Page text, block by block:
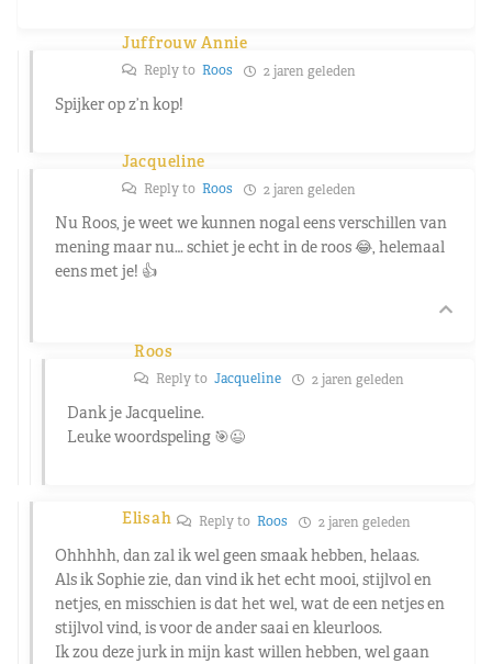
Juffrouw Annie
Reply to Roos 2 jaren geleden
Spijker op z’n kop!
Jacqueline
Reply to Roos 2 jaren geleden
Nu Roos, je weet we kunnen nogal eens verschillen van
mening maar nu… schiet je echt in de roos 😂, helemaal
eens met je! 👍
Roos
Reply to Jacqueline 2 jaren geleden
Dank je Jacqueline.
Leuke woordspeling 🎯😉
Elisah Reply toRoos 2 jaren geleden
Ohhhhh, dan zal ik wel geen smaak hebben, helaas.
Als ik Sophie zie, dan vind ik het echt mooi, stijlvol en
netjes, en misschien is dat het wel, wat de een netjes en
stijlvol vind, is voor de ander saai en kleurloos.
Ik zou deze jurk in mijn kast willen hebben, wel gaan